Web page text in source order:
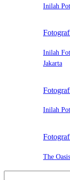
Inilah
Inilah
Jakarta
Inilah
The